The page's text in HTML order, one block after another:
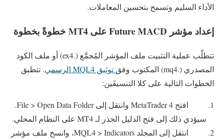
الأداء السليم وتسمح بتحسين المعاملات.
إعداد مؤشر Future MACD على MT4 خطوةً بخطوة
تتطلّب عملية التثبيت ملف المؤشر المُجمَّع (.ex4) أو ملف الكود
المصدري (.mq4) المكتوب وفق
توثيق MQL4 الرسمي
. تنطبق
الخطوات التالية على كلا التنسيقَين:
افتح MetaTrader 4 وانتقل إلى File > Open Data Folder.
سيؤدي ذلك إلى فتح الدليل الجذر لـ MT4 على النظام المحلي.
انتقل إلى المجلد MQL4 > Indicators، وانسخ ملف مؤشر